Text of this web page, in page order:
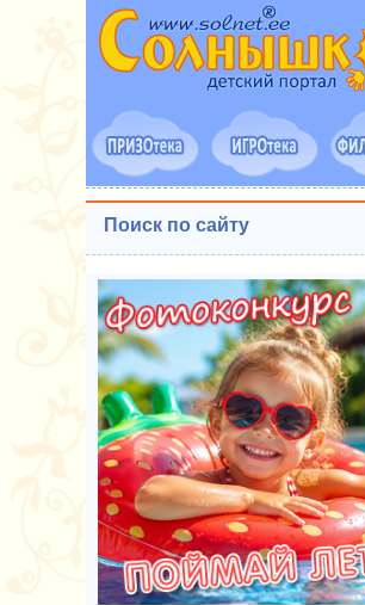
Поиск по сайту